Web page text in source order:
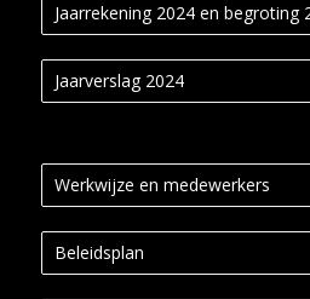
Jaarrekening 2024 en begroting
Jaarverslag 2024
Werkwijze en medewerkers
Beleidsplan